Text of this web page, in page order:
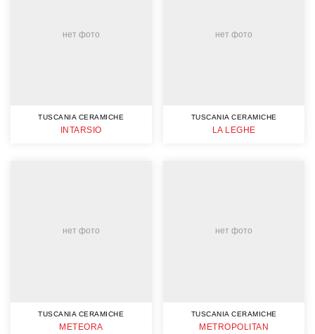
нет фото
TUSCANIA CERAMICHE
INTARSIO
нет фото
TUSCANIA CERAMICHE
LA LEGHE
нет фото
TUSCANIA CERAMICHE
METEORA
нет фото
TUSCANIA CERAMICHE
METROPOLITAN